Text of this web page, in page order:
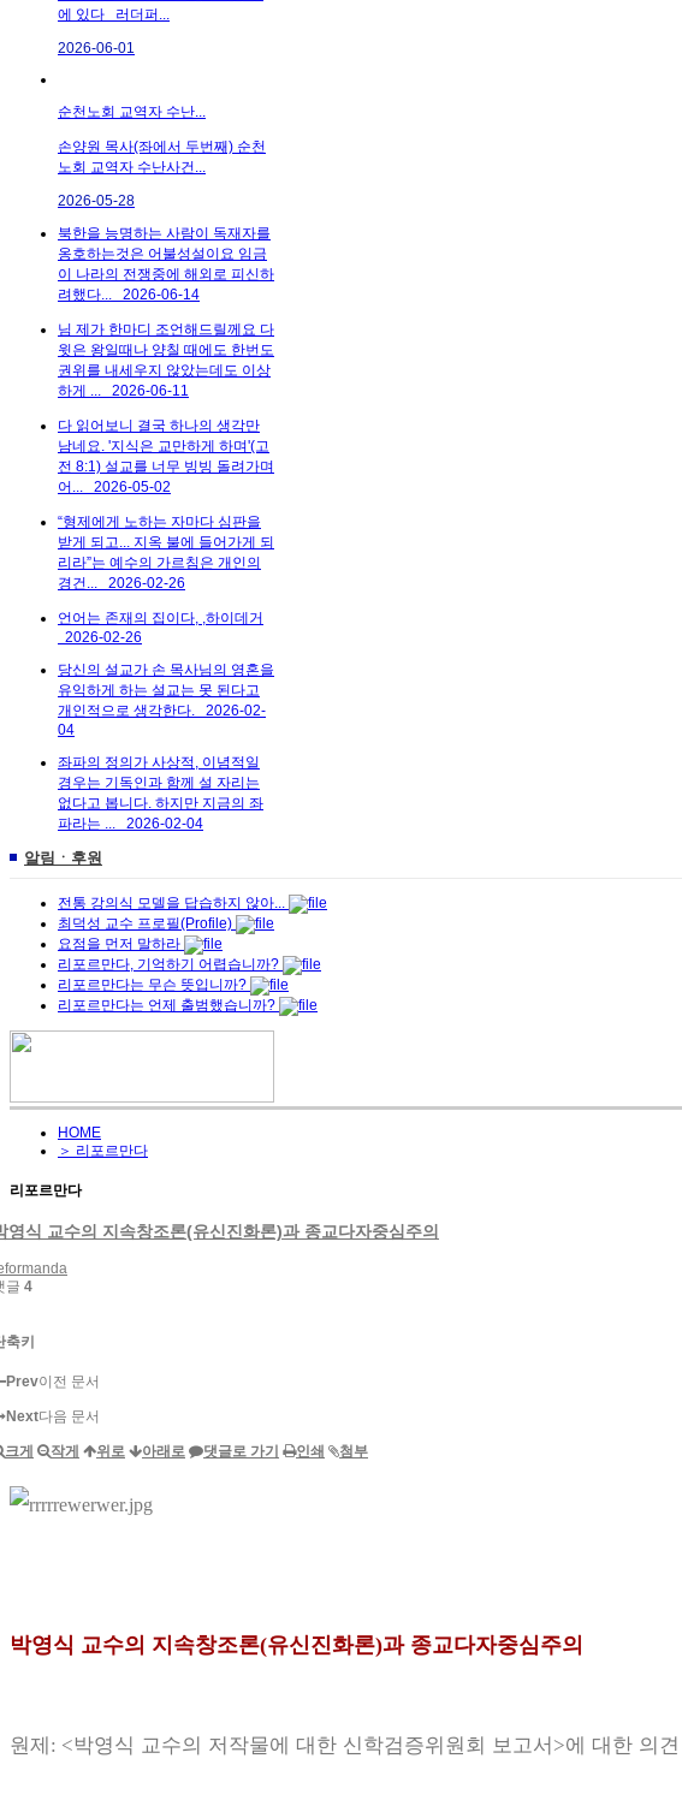
에 있다 러더퍼...
2026-06-01
순천노회 교역자 수난...
손양원 목사(좌에서 두번째) 순천
노회 교역자 수난사건...
2026-05-28
북한을 능명하는 사람이 독재자를
옹호하는것은 어불성설이요 임금
이 나라의 전쟁중에 해외로 피신하
려했다...
2026-06-14
님 제가 한마디 조언해드릴께요 다
윗은 왕일때나 양칠 때에도 한번도
권위를 내세우지 않았는데도 이상
하게 ...
2026-06-11
다 읽어보니 결국 하나의 생각만
남네요. '지식은 교만하게 하며'(고
전 8:1) 설교를 너무 빙빙 돌려가며
어...
2026-05-02
“형제에게 노하는 자마다 심판을
받게 되고... 지옥 불에 들어가게 되
리라”는 예수의 가르침은 개인의
경건...
2026-02-26
언어는 존재의 집이다, ,하이데거
2026-02-26
당신의 설교가 손 목사님의 영혼을
유익하게 하는 설교는 못 된다고
개인적으로 생각한다.
2026-02-
04
좌파의 정의가 사상적, 이념적일
경우는 기독인과 함께 설 자리는
없다고 봅니다. 하지만 지금의 좌
파라는 ...
2026-02-04
알림ㆍ후원
전통 강의식 모델을 답습하지 않아...
최덕성 교수 프로필(Profile)
요점을 먼저 말하라
리포르만다, 기억하기 어렵습니까?
리포르만다는 무슨 뜻입니까?
리포르만다는 언제 출범했습니까?
HOME
＞ 리포르만다
리포르만다
영식 교수의 지속창조론(유신진화론)과 종교다자중심주의
글 4
축키
Prev이전 문서
Next다음 문서
크게 작게 위로 아래로 댓글로 가기 인쇄 첨부
박영식 교수의 지속창조론(유신진화론)과 종교다자중심주의
원제: <박영식 교수의 저작물에 대한 신학검증위원회 보고서 >에 대한 의견